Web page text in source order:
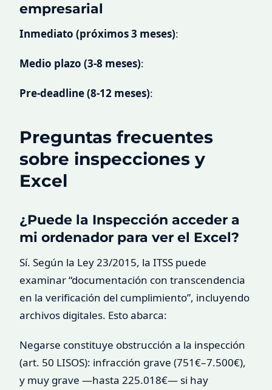
empresarial
Inmediato (próximos 3 meses):
Medio plazo (3-8 meses):
Pre-deadline (8-12 meses):
Preguntas frecuentes
sobre inspecciones y
Excel
¿Puede la Inspección acceder a
mi ordenador para ver el Excel?
Sí. Según la Ley 23/2015, la ITSS puede
examinar “documentación con transcendencia
en la verificación del cumplimiento”, incluyendo
archivos digitales. Esto abarca:
Negarse constituye obstrucción a la inspección
(art. 50 LISOS): infracción grave (751€–7.500€),
y muy grave —hasta 225.018€— si hay